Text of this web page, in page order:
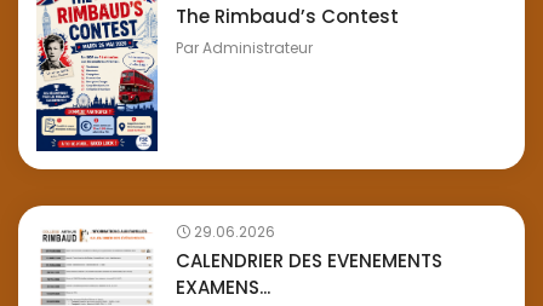
The Rimbaud’s Contest
ParAdministrateur
29.06.2026
CALENDRIER DES EVENEMENTS
EXAMENS...